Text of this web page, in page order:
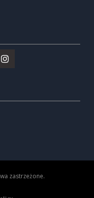
zastrzeżone.